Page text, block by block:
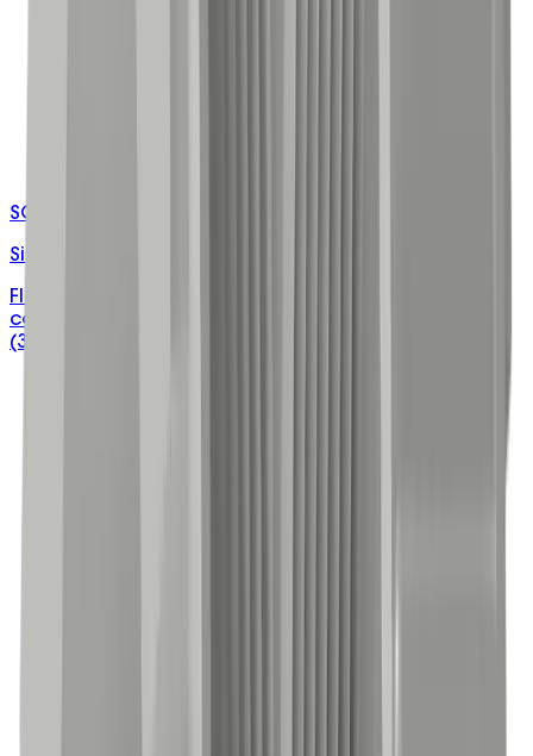
SC1-XX6/XXX
Single Cable Connectors
Flame retardant PVC connectors with brass
contacts, 240V, available in 32A (2×6mm²) and 40A
(3×6mm²).